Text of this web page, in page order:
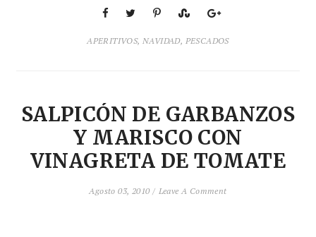
APERITIVOS, NAVIDAD, PESCADOS
SALPICÓN DE GARBANZOS
Y MARISCO CON
VINAGRETA DE TOMATE
Agosto 03, 2010 / Leave A Comment